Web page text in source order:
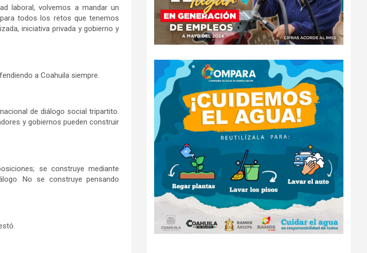
laboral, volvemos a mandar un
todos los retos que tenemos
iniciativa privada y gobierno y
a Coahuila siempre.
de diálogo social tripartito.
y gobiernos pueden construir
se construye mediante
No se construye pensando